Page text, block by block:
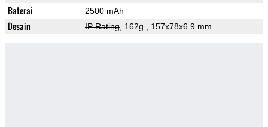
Baterai 2500 mAh
Desain IP Rating, 162g , 157x78x6.9 mm